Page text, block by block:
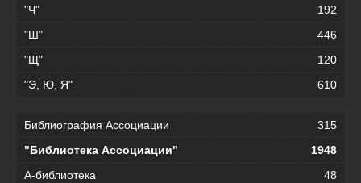
"Ч"
192
"Ш"
446
"Щ"
120
"Э, Ю, Я"
610
Библиография Ассоциации
315
"Библиотека Ассоциации"
1948
А-библиотека
48